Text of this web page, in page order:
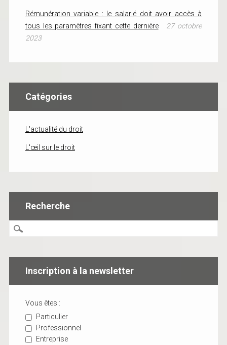
Rémunération variable : le salarié doit avoir accès à
tous les paramètres fixant cette dernière
27 octobre
2023
Catégories
L'actualité du droit
L'œil sur le droit
Recherche
Inscription à la newsletter
Vous êtes :
Particulier
Professionnel
Entreprise